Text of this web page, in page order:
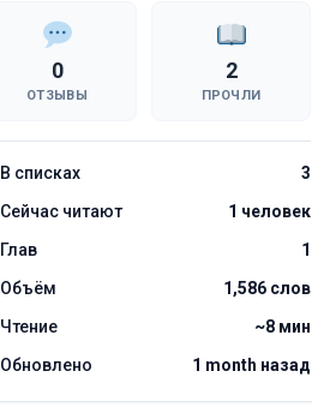
0
ОТЗЫВЫ
2
ПРОЧЛИ
В списках
3
Сейчас читают
1 человек
Глав
1
Объём
1,586 слов
Чтение
~8 мин
Обновлено
1 month назад